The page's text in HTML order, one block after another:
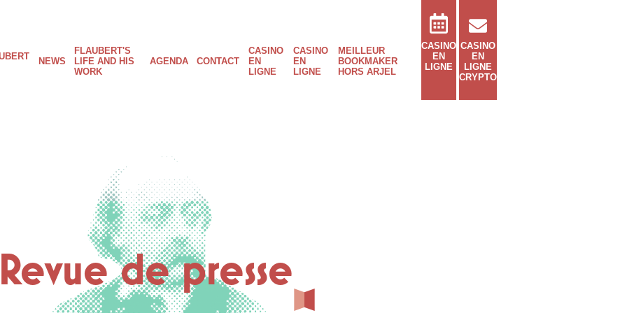
NEWS
FLAUBERT'S
LIFE AND HIS
WORK
AGENDA CONTACT
CASINO
EN
LIGNE
CASINO
EN
LIGNE
MEILLEUR
BOOKMAKER
HORS ARJEL
CASINO
EN
LIGNE
CASINO
EN
LIGNE
CRYPTO
Revue de presse